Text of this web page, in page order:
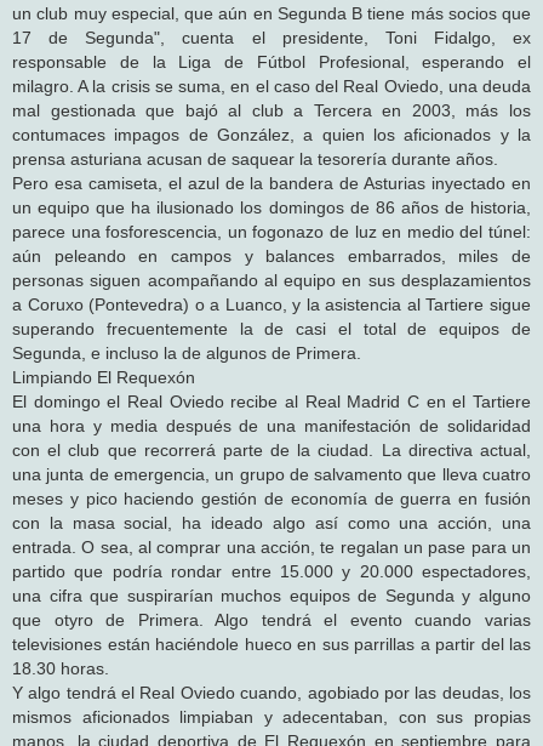
un club muy especial, que aún en Segunda B tiene más socios que
17 de Segunda", cuenta el presidente, Toni Fidalgo, ex
responsable de la Liga de Fútbol Profesional, esperando el
milagro. A la crisis se suma, en el caso del Real Oviedo, una deuda
mal gestionada que bajó al club a Tercera en 2003, más los
contumaces impagos de González, a quien los aficionados y la
prensa asturiana acusan de saquear la tesorería durante años.
Pero esa camiseta, el azul de la bandera de Asturias inyectado en
un equipo que ha ilusionado los domingos de 86 años de historia,
parece una fosforescencia, un fogonazo de luz en medio del túnel:
aún peleando en campos y balances embarrados, miles de
personas siguen acompañando al equipo en sus desplazamientos
a Coruxo (Pontevedra) o a Luanco, y la asistencia al Tartiere sigue
superando frecuentemente la de casi el total de equipos de
Segunda, e incluso la de algunos de Primera.
Limpiando El Requexón
El domingo el Real Oviedo recibe al Real Madrid C en el Tartiere
una hora y media después de una manifestación de solidaridad
con el club que recorrerá parte de la ciudad. La directiva actual,
una junta de emergencia, un grupo de salvamento que lleva cuatro
meses y pico haciendo gestión de economía de guerra en fusión
con la masa social, ha ideado algo así como una acción, una
entrada. O sea, al comprar una acción, te regalan un pase para un
partido que podría rondar entre 15.000 y 20.000 espectadores,
una cifra que suspirarían muchos equipos de Segunda y alguno
que otyro de Primera. Algo tendrá el evento cuando varias
televisiones están haciéndole hueco en sus parrillas a partir del las
18.30 horas.
Y algo tendrá el Real Oviedo cuando, agobiado por las deudas, los
mismos aficionados limpiaban y adecentaban, con sus propias
manos, la ciudad deportiva de El Requexón en septiembre para